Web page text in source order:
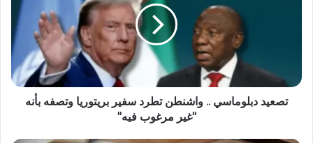
تصعيد دبلوماسي .. واشنطن تطرد سفير بريتوريا وتصفه بأنه
"غير مرغوب فيه"